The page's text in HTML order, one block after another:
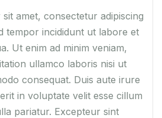
amet, consectetur adipiscing
tempor incididunt ut labore et
Ut enim ad minim veniam,
ullamco laboris nisi ut
consequat. Duis aute irure
in voluptate velit esse cillum
pariatur. Excepteur sint